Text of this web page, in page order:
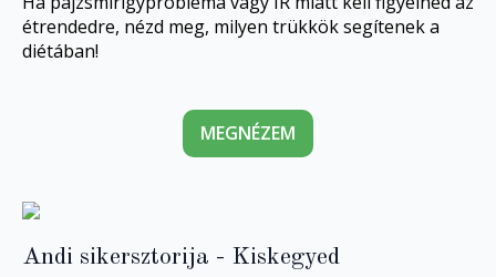
étrendedre, nézd meg, milyen trükkök segítenek a
diétában!
MEGNÉZEM
Andi sikersztorija - Kiskegyed